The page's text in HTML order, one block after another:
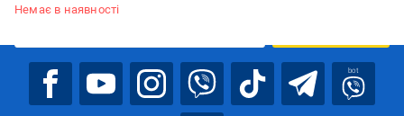
Немає в наявності
bot